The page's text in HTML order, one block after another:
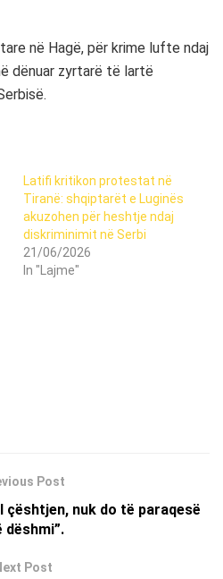
në Hagë, për krime lufte ndaj
dënuar zyrtarë të lartë
Latifi kritikon protestat në
Tiranë: shqiptarët e Luginës
akuzohen për heshtje ndaj
diskriminimit në Serbi
21/06/2026
In "Lajme"
Post
çështjen, nuk do të paraqesë
dëshmi”.
Post